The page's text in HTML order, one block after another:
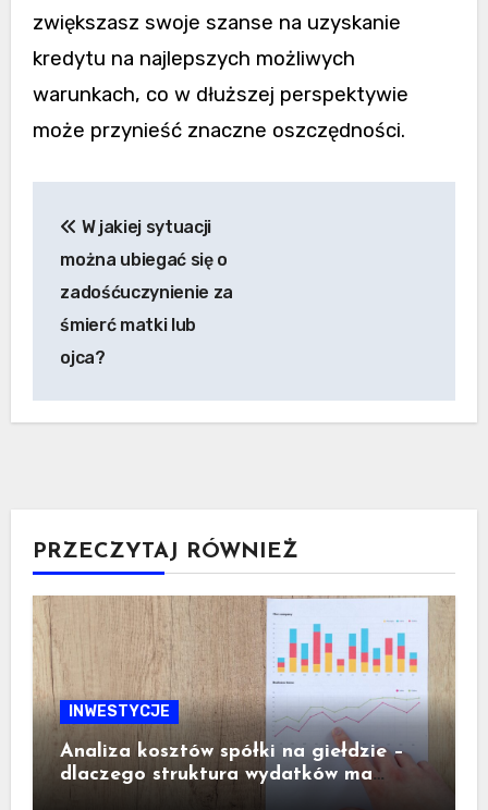
zwiększasz swoje szanse na uzyskanie
kredytu na najlepszych możliwych
warunkach, co w dłuższej perspektywie
może przynieść znaczne oszczędności.
wpisu
W jakiej sytuacji
można ubiegać się o
zadośćuczynienie za
śmierć matki lub
ojca?
PRZECZYTAJ RÓWNIEŻ
INWESTYCJE
Analiza kosztów spółki na giełdzie –
dlaczego struktura wydatków ma
ogromne znaczenie dla inwestora